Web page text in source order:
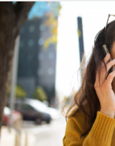
c
o
n
t
e
n
u
p
r